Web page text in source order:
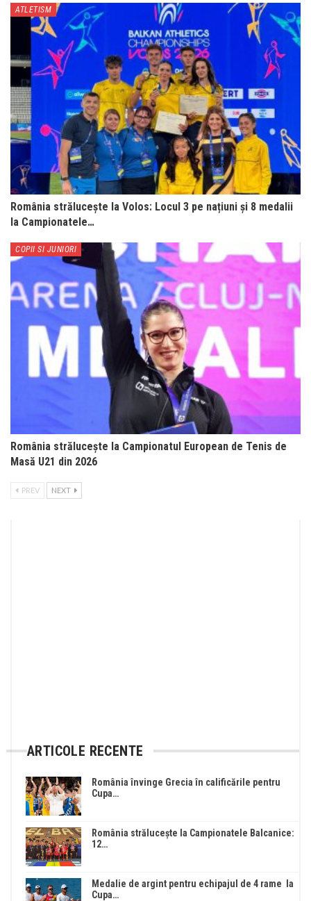
ATLETISM
România strălucește la Volos: Locul 3 pe națiuni și 8 medalii
la Campionatele…
COPII SI JUNIORI
România strălucește la Campionatul European de Tenis de
Masă U21 din 2026
PREV NEXT
ARTICOLE RECENTE
România învinge Grecia în calificările pentru
Cupa…
România strălucește la Campionatele Balcanice:
12…
Medalie de argint pentru echipajul de 4 rame la
Cupa…